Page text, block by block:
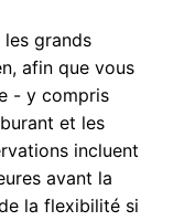
grands
afin que vous
- y compris
et les
incluent
avant la
la flexibilité si